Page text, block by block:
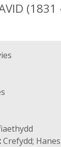
Crefydd;